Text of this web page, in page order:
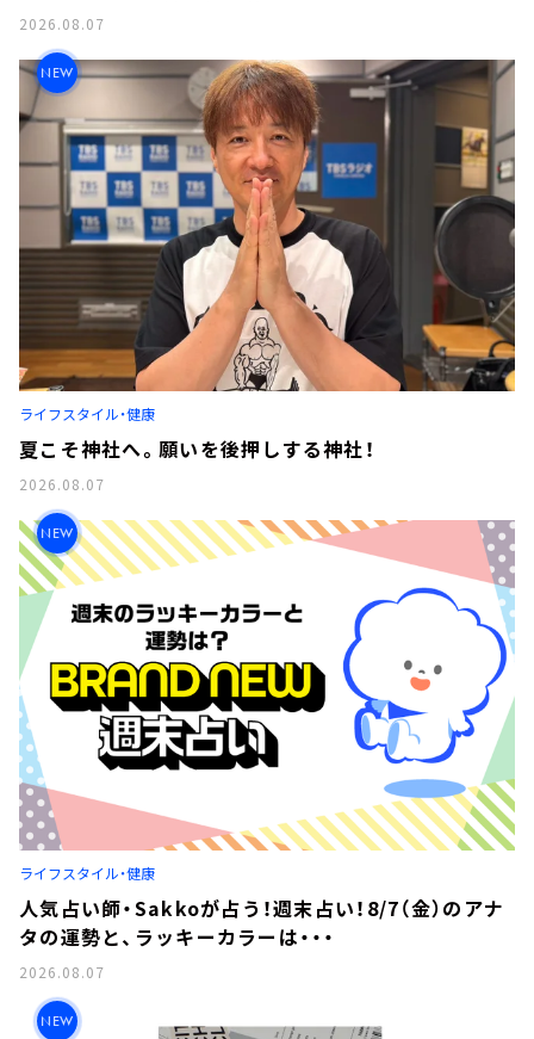
2026.08.07
NEW
ライフスタイル・健康
夏こそ神社へ。願いを後押しする神社！
2026.08.07
NEW
ライフスタイル・健康
人気占い師・Sakkoが占う！週末占い！8/7（金）のアナ
タの運勢と、ラッキーカラーは・・・
2026.08.07
NEW